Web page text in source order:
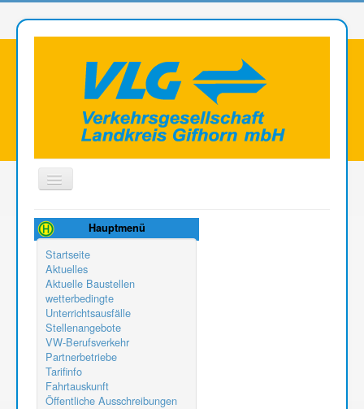
Toggle
Navigation
Aktuelle Seite: Informationen Barrierefreiheit
Hauptmenü
Startseite
Aktuelles
Aktuelle Baustellen
wetterbedingte
Unterrichtsausfälle
Stellenangebote
VW-Berufsverkehr
Partnerbetriebe
Tarifinfo
Fahrtauskunft
Öffentliche Ausschreibungen